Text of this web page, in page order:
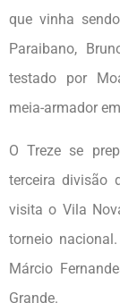
que vinha
Paraibano,
testado por
meia-armador
O Treze se
terceira divisão
visita o Vila
torneio
Márcio
Grande.